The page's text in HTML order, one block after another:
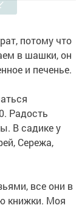
потому что
в шашки, он
и печенье.
Радость
В садике у
Сережа,
все они в
книжки. Моя